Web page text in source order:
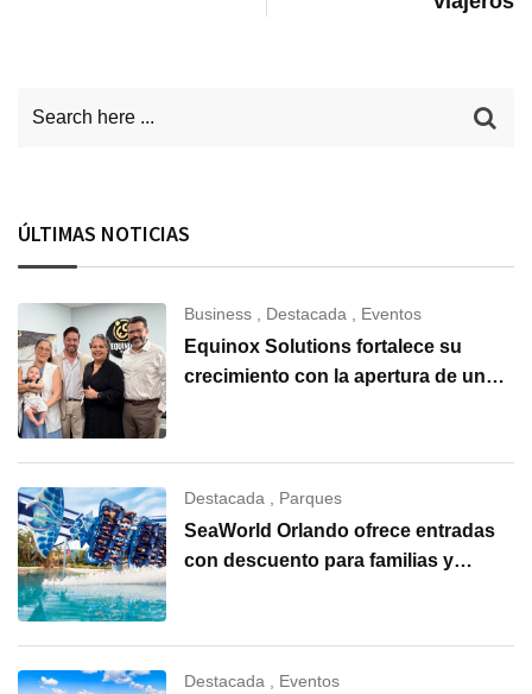
ÚLTIMAS NOTICIAS
Business Destacada Eventos
Equinox Solutions fortalece su
crecimiento con la apertura de una
Destacada Parques
SeaWorld Orlando ofrece entradas
con descuento para familias y
Destacada , Eventos